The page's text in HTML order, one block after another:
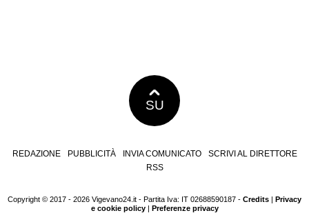
SU
REDAZIONE PUBBLICITÀ INVIA COMUNICATO
SCRIVI AL DIRETTORE
RSS
Copyright © 2017 - 2026 Vigevano24.it - Partita Iva: IT 02688590187 - Credits | Privacy
e cookie policy| Preferenze privacy